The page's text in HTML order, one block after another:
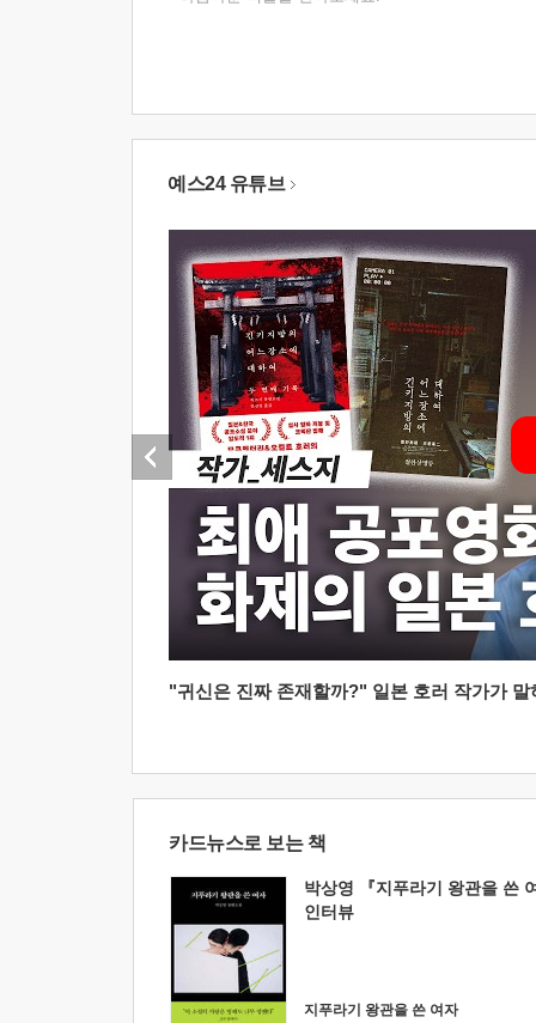
예스24 유튜브
"귀신은 진짜 존재할까?" 일본 호러 작가가
카드뉴스로 보는 책
박상영 『지푸라기 왕관을 쓴
인터뷰
지푸라기 왕관을 쓴 여자